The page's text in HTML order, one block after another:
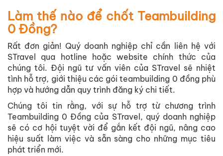
Làm thế nào để chốt Teambuilding
0 Đồng?
Rất đơn giản! Quý doanh nghiệp chỉ cần liên hệ với
STravel qua
hotline hoặcwebsite chính thức của
chúng tôi. Đội ngũ tư vấn viên của STravel sẽ nhiệt
tình hỗ trợ, giới thiệu các gói teambuilding 0 đồng phù
hợp và hướng dẫn quy trình đăng ký chi tiết.
Chúng tôi tin rằng, với sự hỗ trợ từ chương trình
Teambuilding 0 Đồng của STravel, quý doanh nghiệp
sẽ có cơ hội tuyệt vời để gắn kết đội ngũ, nâng cao
hiệu suất làm việc và sẵn sàng cho những mục tiêu
phát triển mới.